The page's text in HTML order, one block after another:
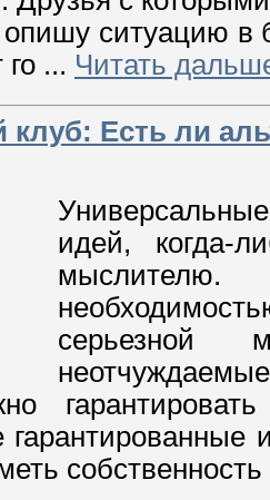
опишу ситуацию
го ... Читать
клуб: Есть ли
идей, когда-
мыслителю.
серьезной